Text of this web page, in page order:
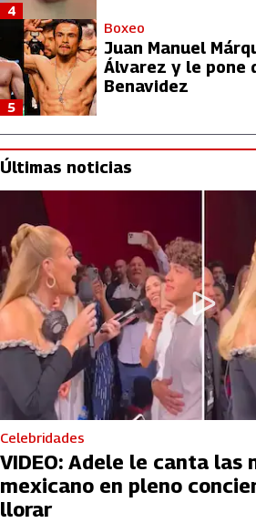
4
Boxeo
Juan Manuel
Álvarez y le pone
Benavidez
5
Últimas noticias
Celebridades
VIDEO: Adele le canta las
mexicano en pleno
llorar